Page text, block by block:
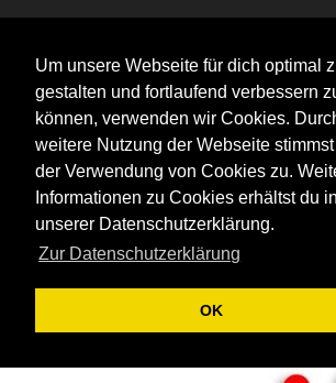
Um unsere Webseite für dich optimal
gestalten und fortlaufend verbessern
können, verwenden wir Cookies.
weitere Nutzung der Webseite stimmst
der Verwendung von Cookies zu.
Informationen zu Cookies erhältst du in
unserer Datenschutzerklärung.
Zur Datenschutzerklärung
OK